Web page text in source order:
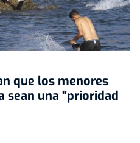
que los menores
sean una "prioridad